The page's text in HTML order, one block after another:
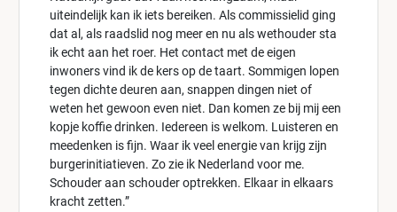
uiteindelijk kan ik iets bereiken. Als commissielid ging
dat al, als raadslid nog meer en nu als wethouder sta
ik echt aan het roer. Het contact met de eigen
inwoners vind ik de kers op de taart. Sommigen lopen
tegen dichte deuren aan, snappen dingen niet of
weten het gewoon even niet. Dan komen ze bij mij een
kopje koffie drinken. Iedereen is welkom. Luisteren en
meedenken is fijn. Waar ik veel energie van krijg zijn
burgerinitiatieven. Zo zie ik Nederland voor me.
Schouder aan schouder optrekken. Elkaar in elkaars
kracht zetten.”